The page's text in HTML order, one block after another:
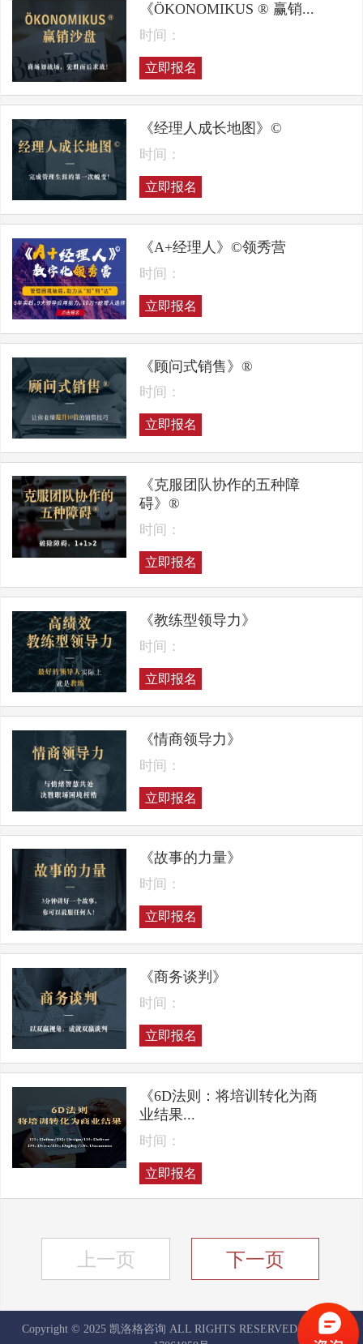
《ÖKONOMIKUS ® 赢销...
时间：
立即报名
《经理人成长地图》©
时间：
立即报名
《A+经理人》©领秀营
时间：
立即报名
《顾问式销售》®
时间：
立即报名
《克服团队协作的五种障
碍》®
时间：
立即报名
《教练型领导力》
时间：
立即报名
《情商领导力》
时间：
立即报名
《故事的力量》
时间：
立即报名
《商务谈判》
时间：
立即报名
《6D法则：将培训转化为商
业结果...
时间：
立即报名
上一页 下一页
Copyright © 2025 凯洛格咨询 ALL RIGHTS RESERVED
京ICP备